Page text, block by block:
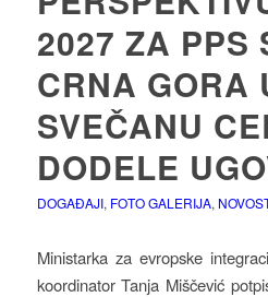
2027 ZA PPS
CRNA GORA
SVEČANU
DODELE
DOGAĐAJI, FOTO GALERIJA,
Ministarka za evropske
koordinator Tanja Miščević